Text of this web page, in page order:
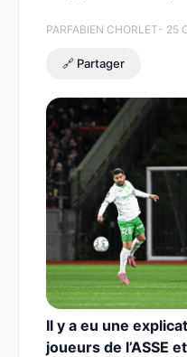
PARFABIEN CHORLET- 25
🔗 Partager
Il y a eu une
joueurs de l’ASSE